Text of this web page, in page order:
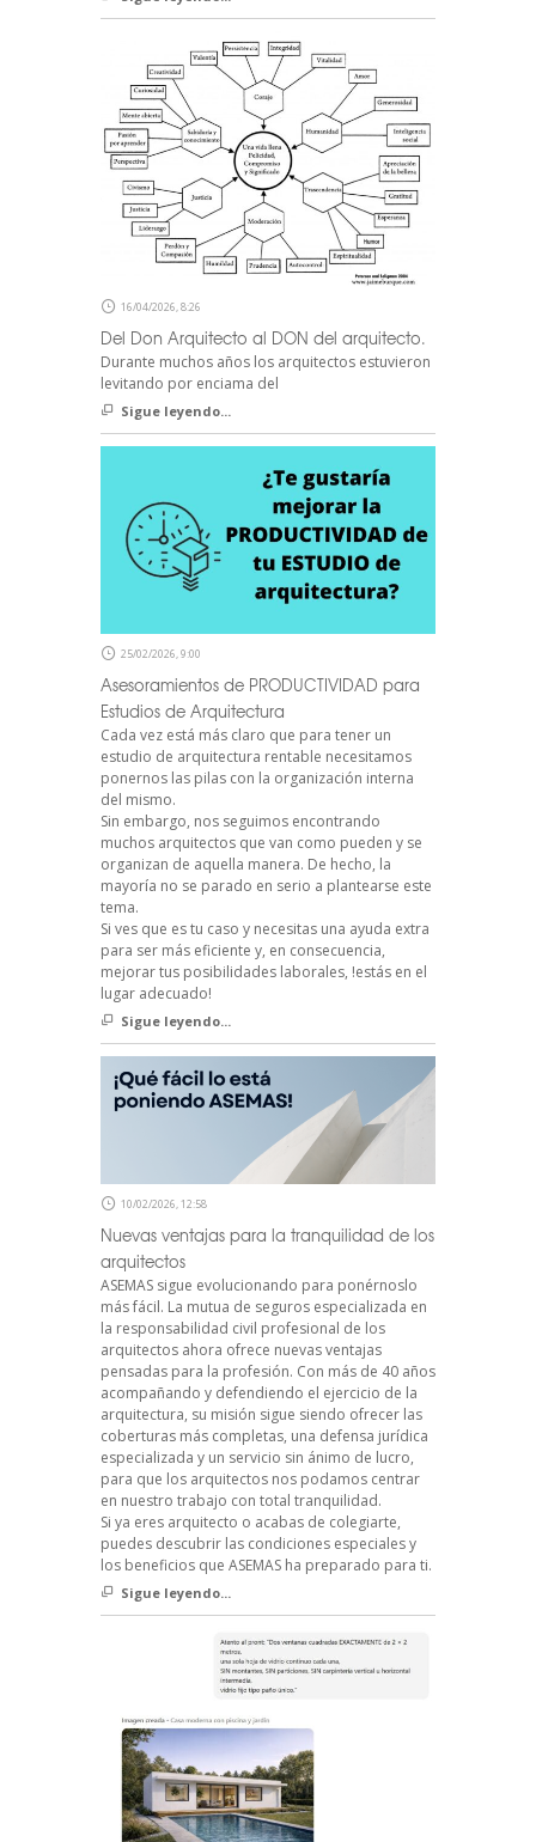
16/04/2026, 8:26
Del Don Arquitecto al DON del arquitecto.
Durante muchos años los arquitectos estuvieron
levitando por enciama del
Sigue leyendo...
25/02/2026, 9:00
Asesoramientos de PRODUCTIVIDAD para
Estudios de Arquitectura
Cada vez está más claro que para tener un
estudio de arquitectura rentable necesitamos
ponernos las pilas con la organización interna
del mismo.
Sin embargo, nos seguimos encontrando
muchos arquitectos que van como pueden y se
organizan de aquella manera. De hecho, la
mayoría no se parado en serio a plantearse este
tema.
Si ves que es tu caso y necesitas una ayuda extra
para ser más eficiente y, en consecuencia,
mejorar tus posibilidades laborales, !estás en el
lugar adecuado!
Sigue leyendo...
10/02/2026, 12:58
Nuevas ventajas para la tranquilidad de los
arquitectos
ASEMAS sigue evolucionando para ponérnoslo
más fácil. La mutua de seguros especializada en
la responsabilidad civil profesional de los
arquitectos ahora ofrece nuevas ventajas
pensadas para la profesión. Con más de 40 años
acompañando y defendiendo el ejercicio de la
arquitectura, su misión sigue siendo ofrecer las
coberturas más completas, una defensa jurídica
especializada y un servicio sin ánimo de lucro,
para que los arquitectos nos podamos centrar
en nuestro trabajo con total tranquilidad.
Si ya eres arquitecto o acabas de colegiarte,
puedes descubrir las condiciones especiales y
los beneficios que ASEMAS ha preparado para ti.
Sigue leyendo...